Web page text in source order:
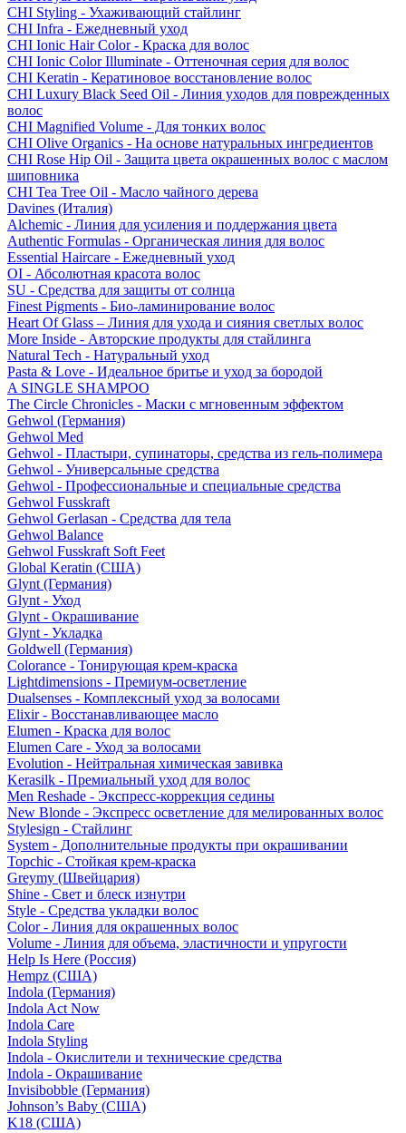
CHI Styling - Ухаживающий стайлинг
CHI Infra - Ежедневный уход
CHI Ionic Hair Color - Краска для волос
CHI Ionic Color Illuminate - Оттеночная серия для волос
CHI Keratin - Кератиновое восстановление волос
CHI Luxury Black Seed Oil - Линия уходов для поврежденных
волос
CHI Magnified Volume - Для тонких волос
CHI Olive Organics - На основе натуральных ингредиентов
CHI Rose Hip Oil - Защита цвета окрашенных волос с маслом
шиповника
CHI Tea Tree Oil - Масло чайного дерева
Davines (Италия)
Alchemic - Линия для усиления и поддержания цвета
Authentic Formulas - Органическая линия для волос
Essential Haircare - Eжедневный уход
OI - Абсолютная красота волос
SU - Средства для защиты от солнца
Finest Pigments - Био-ламинирование волос
Heart Of Glass – Линия для ухода и сияния светлых волос
More Inside - Авторские продукты для стайлинга
Natural Tech - Натуральный уход
Pasta & Love - Идеальное бритье и уход за бородой
A SINGLE SHAMPOO
The Circle Chronicles - Маски с мгновенным эффектом
Gehwol (Германия)
Gehwol Med
Gehwol - Пластыри, супинаторы, средства из гель-полимера
Gehwol - Универсальные средства
Gehwol - Профессиональные и специальные средства
Gehwol Fusskraft
Gehwol Gerlasan - Средства для тела
Gehwol Balance
Gehwol Fusskraft Soft Feet
Global Keratin (США)
Glynt (Германия)
Glynt - Уход
Glynt - Окрашивание
Glynt - Укладка
Goldwell (Германия)
Colorance - Тонирующая крем-краска
Lightdimensions - Премиум-осветление
Dualsenses - Комплексный уход за волосами
Elixir - Восстанавливающее масло
Elumen - Краска для волос
Elumen Care - Уход за волосами
Evolution - Нейтральная химическая завивка
Kerasilk - Премиальный уход для волос
Men Reshade - Экспресс-коррекция седины
New Blonde - Экспресс осветление для мелированных волос
Stylesign - Стайлинг
System - Дополнительные продукты при окрашивании
Topchic - Стойкая крем-краска
Greymy (Швейцария)
Shine - Свет и блеск изнутри
Style - Средства укладки волос
Color - Линия для окрашенных волос
Volume - Линия для объема, эластичности и упругости
Help Is Here (Россия)
Hempz (США)
Indola (Германия)
Indola Act Now
Indola Care
Indola Styling
Indola - Окислители и технические средства
Indola - Окрашивание
Invisibobble (Германия)
Johnson’s Baby (США)
K18 (США)